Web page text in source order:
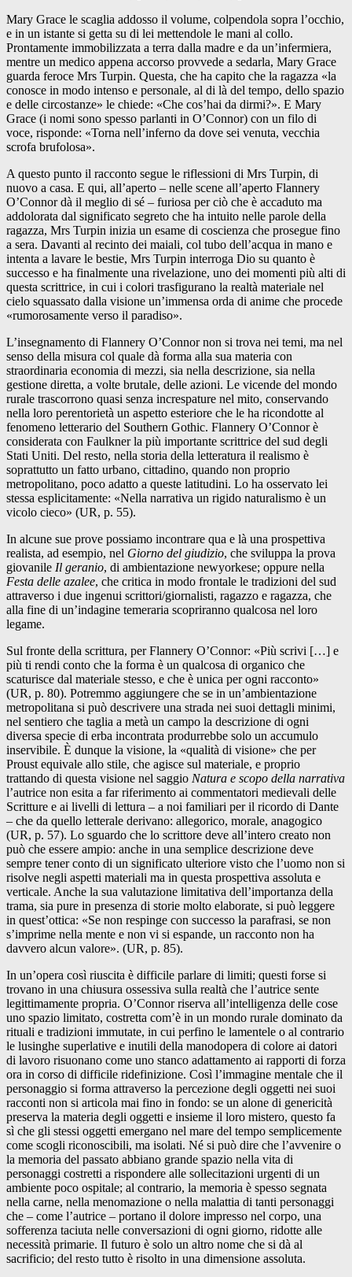
Mary Grace le scaglia addosso il volume, colpendola sopra l’occhio,
e in un istante si getta su di lei mettendole le mani al collo.
Prontamente immobilizzata a terra dalla madre e da un’infermiera,
mentre un medico appena accorso provvede a sedarla, Mary Grace
guarda feroce Mrs Turpin. Questa, che ha capito che la ragazza «la
conosce in modo intenso e personale, al di là del tempo, dello spazio
e delle circostanze» le chiede: «Che cos’hai da dirmi?». E Mary
Grace (i nomi sono spesso parlanti in O’Connor) con un filo di
voce, risponde: «Torna nell’inferno da dove sei venuta, vecchia
scrofa brufolosa».
A questo punto il racconto segue le riflessioni di Mrs Turpin, di
nuovo a casa. E qui, all’aperto – nelle scene all’aperto Flannery
O’Connor dà il meglio di sé – furiosa per ciò che è accaduto ma
addolorata dal significato segreto che ha intuito nelle parole della
ragazza, Mrs Turpin inizia un esame di coscienza che prosegue fino
a sera. Davanti al recinto dei maiali, col tubo dell’acqua in mano e
intenta a lavare le bestie, Mrs Turpin interroga Dio su quanto è
successo e ha finalmente una rivelazione, uno dei momenti più alti di
questa scrittrice, in cui i colori trasfigurano la realtà materiale nel
cielo squassato dalla visione un’immensa orda di anime che procede
«rumorosamente verso il paradiso».
L’insegnamento di Flannery O’Connor non si trova nei temi, ma nel
senso della misura col quale dà forma alla sua materia con
straordinaria economia di mezzi, sia nella descrizione, sia nella
gestione diretta, a volte brutale, delle azioni. Le vicende del mondo
rurale trascorrono quasi senza increspature nel mito, conservando
nella loro perentorietà un aspetto esteriore che le ha ricondotte al
fenomeno letterario del Southern Gothic. Flannery O’Connor è
considerata con Faulkner la più importante scrittrice del sud degli
Stati Uniti. Del resto, nella storia della letteratura il realismo è
soprattutto un fatto urbano, cittadino, quando non proprio
metropolitano, poco adatto a queste latitudini. Lo ha osservato lei
stessa esplicitamente: «Nella narrativa un rigido naturalismo è un
vicolo cieco» (UR, p. 55).
In alcune sue prove possiamo incontrare qua e là una prospettiva
realista, ad esempio, nel Giorno del giudizio, che sviluppa la prova
giovanile Il geranio, di ambientazione newyorkese; oppure nella
Festa delle azalee, che critica in modo frontale le tradizioni del sud
attraverso i due ingenui scrittori/giornalisti, ragazzo e ragazza, che
alla fine di un’indagine temeraria scopriranno qualcosa nel loro
legame.
Sul fronte della scrittura, per Flannery O’Connor: «Più scrivi […] e
più ti rendi conto che la forma è un qualcosa di organico che
scaturisce dal materiale stesso, e che è unica per ogni racconto»
(UR, p. 80). Potremmo aggiungere che se in un’ambientazione
metropolitana si può descrivere una strada nei suoi dettagli minimi,
nel sentiero che taglia a metà un campo la descrizione di ogni
diversa specie di erba incontrata produrrebbe solo un accumulo
inservibile. È dunque la visione, la «qualità di visione» che per
Proust equivale allo stile, che agisce sul materiale, e proprio
trattando di questa visione nel saggio Natura e scopo della narrativa
l’autrice non esita a far riferimento ai commentatori medievali delle
Scritture e ai livelli di lettura – a noi familiari per il ricordo di Dante
– che da quello letterale derivano: allegorico, morale, anagogico
(UR, p. 57). Lo sguardo che lo scrittore deve all’intero creato non
può che essere ampio: anche in una semplice descrizione deve
sempre tener conto di un significato ulteriore visto che l’uomo non si
risolve negli aspetti materiali ma in questa prospettiva assoluta e
verticale. Anche la sua valutazione limitativa dell’importanza della
trama, sia pure in presenza di storie molto elaborate, si può leggere
in quest’ottica: «Se non respinge con successo la parafrasi, se non
s’imprime nella mente e non vi si espande, un racconto non ha
davvero alcun valore». (UR, p. 85).
In un’opera così riuscita è difficile parlare di limiti; questi forse si
trovano in una chiusura ossessiva sulla realtà che l’autrice sente
legittimamente propria. O’Connor riserva all’intelligenza delle cose
uno spazio limitato, costretta com’è in un mondo rurale dominato da
rituali e tradizioni immutate, in cui perfino le lamentele o al contrario
le lusinghe superlative e inutili della manodopera di colore ai datori
di lavoro risuonano come uno stanco adattamento ai rapporti di forza
ora in corso di difficile ridefinizione. Così l’immagine mentale che il
personaggio si forma attraverso la percezione degli oggetti nei suoi
racconti non si articola mai fino in fondo: se un alone di genericità
preserva la materia degli oggetti e insieme il loro mistero, questo fa
sì che gli stessi oggetti emergano nel mare del tempo semplicemente
come scogli riconoscibili, ma isolati. Né si può dire che l’avvenire o
la memoria del passato abbiano grande spazio nella vita di
personaggi costretti a rispondere alle sollecitazioni urgenti di un
ambiente poco ospitale; al contrario, la memoria è spesso segnata
nella carne, nella menomazione o nella malattia di tanti personaggi
che – come l’autrice – portano il dolore impresso nel corpo, una
sofferenza taciuta nelle conversazioni di ogni giorno, ridotte alle
necessità primarie. Il futuro è solo un altro nome che si dà al
sacrificio; del resto tutto è risolto in una dimensione assoluta.